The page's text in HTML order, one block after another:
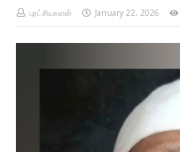
புரட்சியாளன் January 22, 2026